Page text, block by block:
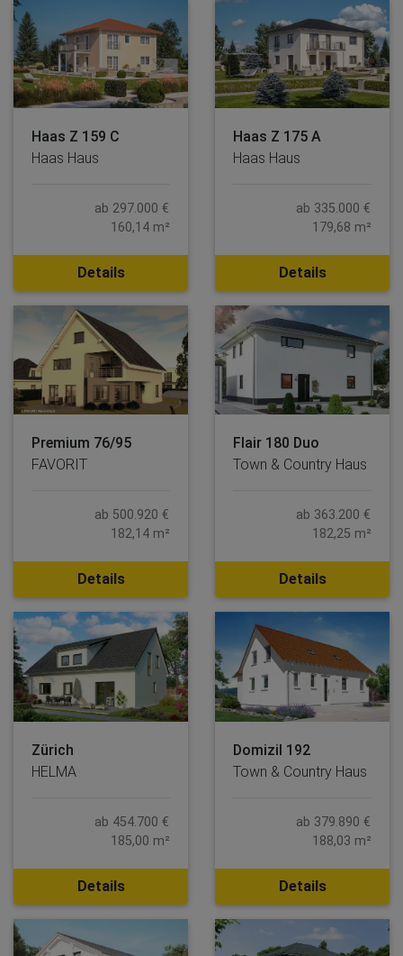
Haas Z 159 C
Haas Haus
ab 297.000 €
160,14 m²
Details
Haas Z 175 A
Haas Haus
ab 335.000 €
179,68 m²
Details
Premium 76/95
FAVORIT
ab 500.920 €
182,14 m²
Details
Flair 180 Duo
Town & Country Haus
ab 363.200 €
182,25 m²
Details
Zürich
HELMA
ab 454.700 €
185,00 m²
Details
Domizil 192
Town & Country Haus
ab 379.890 €
188,03 m²
Details